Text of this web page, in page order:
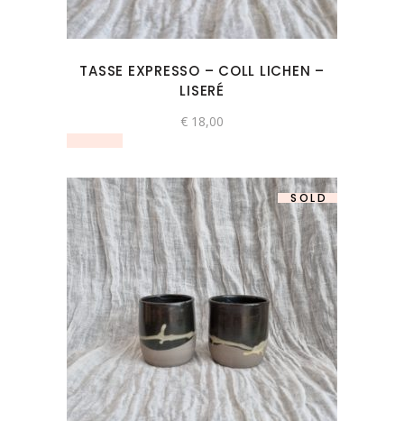
TASSE EXPRESSO – COLL LICHEN –
LISERÉ
€ 18,00
SOLD